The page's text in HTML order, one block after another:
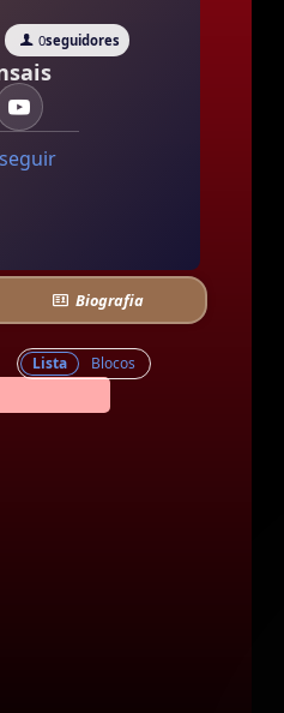
0seguidores
Biografia
Lista
Blocos